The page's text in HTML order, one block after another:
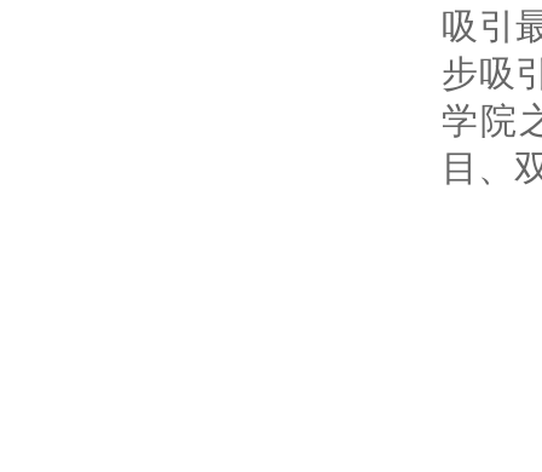
吸引
步吸
学院
目、